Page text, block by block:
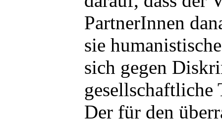
PartnerInnen
sie
sich gegen
gesellschaftliche
Der für den